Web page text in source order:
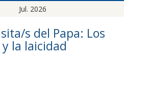
Jul. 2026
s del Papa: Los
la laicidad